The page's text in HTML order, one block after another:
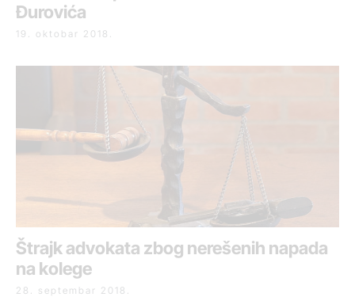
Đurovića
19. oktobar 2018.
Štrajk advokata zbog nerešenih napada
na kolege
28. septembar 2018.